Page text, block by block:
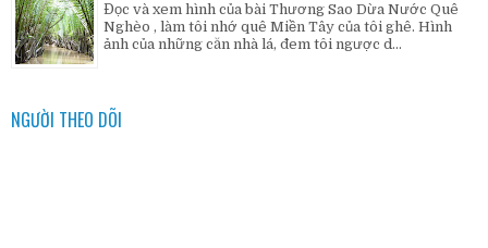
Đọc và xem hình của bài Thương Sao Dừa Nước Quê
Nghèo , làm tôi nhớ quê Miền Tây của tôi ghê. Hình
ảnh của những căn nhà lá, đem tôi ngược d...
NGƯỜI THEO DÕI